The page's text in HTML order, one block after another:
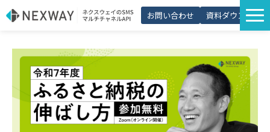
お問い合わせ 資料ダウンロード
プラン・価格
導入事例